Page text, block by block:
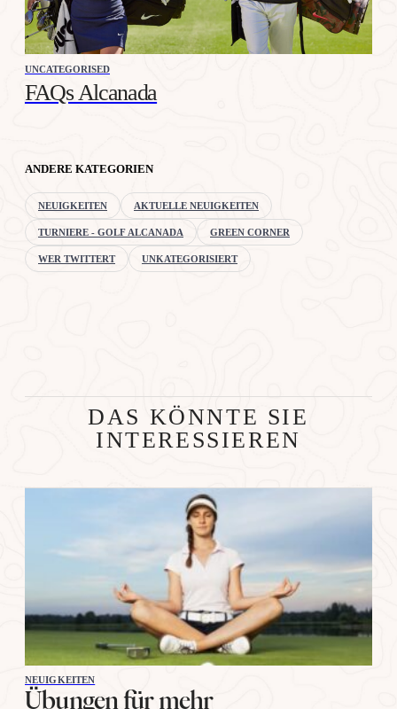
UNCATEGORISED
FAQs Alcanada
ANDERE KATEGORIEN
NEUIGKEITEN AKTUELLE NEUIGKEITEN
TURNIERE - GOLF ALCANADA GREEN CORNER
WER TWITTERT UNKATEGORISIERT
DAS KÖNNTE SIE
INTERESSIEREN
NEUIGKEITEN
Übungen für mehr